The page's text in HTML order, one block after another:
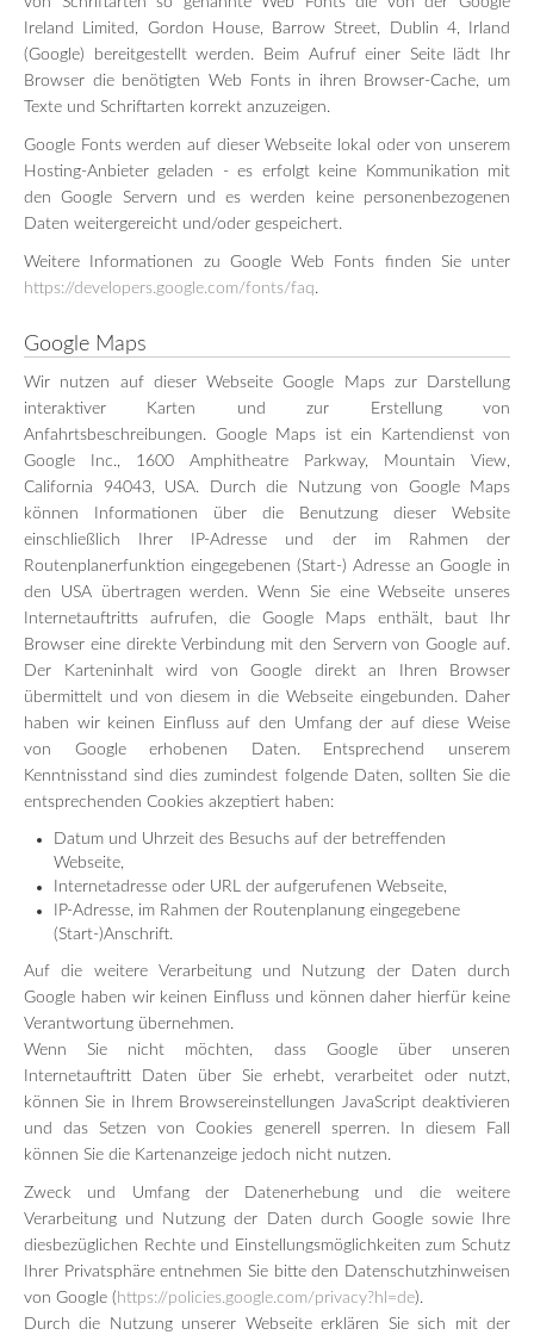
Ireland Limited, Gordon House, Barrow Street, Dublin 4, Irland
(Google) bereitgestellt werden. Beim Aufruf einer Seite lädt Ihr
Browser die benötigten Web Fonts in ihren Browser-Cache, um
Texte und Schriftarten korrekt anzuzeigen.
Google Fonts werden auf dieser Webseite lokal oder von unserem
Hosting-Anbieter geladen - es erfolgt keine Kommunikation mit
den Google Servern und es werden keine personenbezogenen
Daten weitergereicht und/oder gespeichert.
Weitere Informationen zu Google Web Fonts finden Sie unter
https://developers.google.com/fonts/faq.
Google Maps
Wir nutzen auf dieser Webseite Google Maps zur Darstellung
interaktiver Karten und zur Erstellung von
Anfahrtsbeschreibungen. Google Maps ist ein Kartendienst von
Google Inc., 1600 Amphitheatre Parkway, Mountain View,
California 94043, USA. Durch die Nutzung von Google Maps
können Informationen über die Benutzung dieser Website
einschließlich Ihrer IP-Adresse und der im Rahmen der
Routenplanerfunktion eingegebenen (Start-) Adresse an Google in
den USA übertragen werden. Wenn Sie eine Webseite unseres
Internetauftritts aufrufen, die Google Maps enthält, baut Ihr
Browser eine direkte Verbindung mit den Servern von Google auf.
Der Karteninhalt wird von Google direkt an Ihren Browser
übermittelt und von diesem in die Webseite eingebunden. Daher
haben wir keinen Einfluss auf den Umfang der auf diese Weise
von Google erhobenen Daten. Entsprechend unserem
Kenntnisstand sind dies zumindest folgende Daten, sollten Sie die
entsprechenden Cookies akzeptiert haben:
Datum und Uhrzeit des Besuchs auf der betreffenden
Webseite,
Internetadresse oder URL der aufgerufenen Webseite,
IP-Adresse, im Rahmen der Routenplanung eingegebene
(Start-)Anschrift.
Auf die weitere Verarbeitung und Nutzung der Daten durch
Google haben wir keinen Einfluss und können daher hierfür keine
Verantwortung übernehmen.
Wenn Sie nicht möchten, dass Google über unseren
Internetauftritt Daten über Sie erhebt, verarbeitet oder nutzt,
können Sie in Ihrem Browsereinstellungen JavaScript deaktivieren
und das Setzen von Cookies generell sperren. In diesem Fall
können Sie die Kartenanzeige jedoch nicht nutzen.
Zweck und Umfang der Datenerhebung und die weitere
Verarbeitung und Nutzung der Daten durch Google sowie Ihre
diesbezüglichen Rechte und Einstellungsmöglichkeiten zum Schutz
Ihrer Privatsphäre entnehmen Sie bitte den Datenschutzhinweisen
von Google ( https://policies.google.com/privacy?hl=de).
Durch die Nutzung unserer Webseite erklären Sie sich mit der